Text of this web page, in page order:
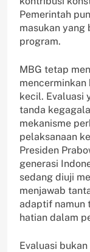
Pemerintah
masukan
program.
MBG tetap
kecil. Evaluasi
tanda
mekanisme
pelaksanaan
Presiden
generasi
sedang diuji
menjawab
adaptif namun
hatian dalam
Evaluasi